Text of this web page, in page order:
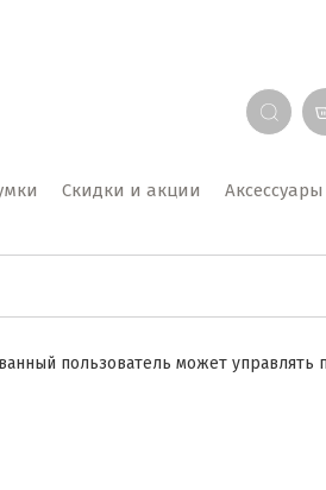
Скидки и акции Аксессуары
пользователь может